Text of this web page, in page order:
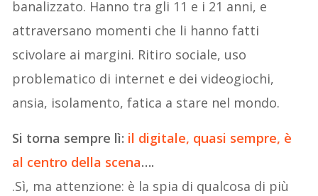
banalizzato. Hanno tra gli 11 e i 21 anni, e
attraversano momenti che li hanno fatti
scivolare ai margini. Ritiro sociale, uso
problematico di internet e dei videogiochi,
ansia, isolamento, fatica a stare nel mondo.
Si torna sempre lì: il digitale, quasi sempre, è
al centro della scena….
.Sì, ma attenzione: è la spia di qualcosa di più